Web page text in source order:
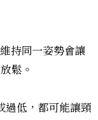
持同一姿勢會讓
鬆。
過低，都可能讓頸